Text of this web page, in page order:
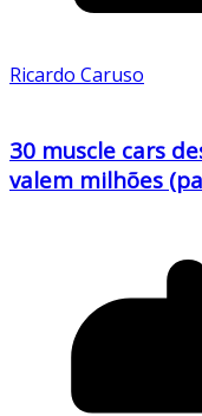
Ricardo Caruso
30 muscle cars
valem milhões